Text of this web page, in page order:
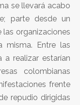
se llevará acabo
parte desde un
organizaciones
misma. Entre las
realizar estarían
colombianas
frente
repudio dirigidas